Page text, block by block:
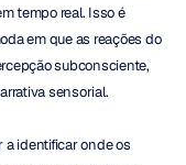
tempo real. Isso é
em que as reações do
subconsciente,
sensorial.
a identificar onde os